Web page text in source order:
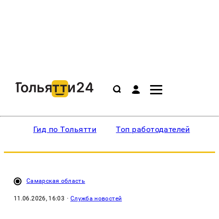
Гид по Тольятти Топ работодателей
Самарская область
11.06.2026, 16:03 · Служба новостей